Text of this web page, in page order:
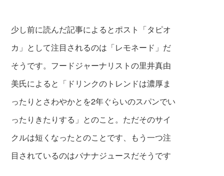
少し前に読んだ記事によるとポスト「タピオ
カ」として注目されるのは「レモネード」だ
そうです。フードジャーナリストの里井真由
美氏によると「ドリンクのトレンドは濃厚ま
ったりとさわやかとを2年ぐらいのスパンでい
ったりきたりする」とのこと。ただそのサイ
クルは短くなったとのことです、もう一つ注
目されているのはバナナジュースだそうです